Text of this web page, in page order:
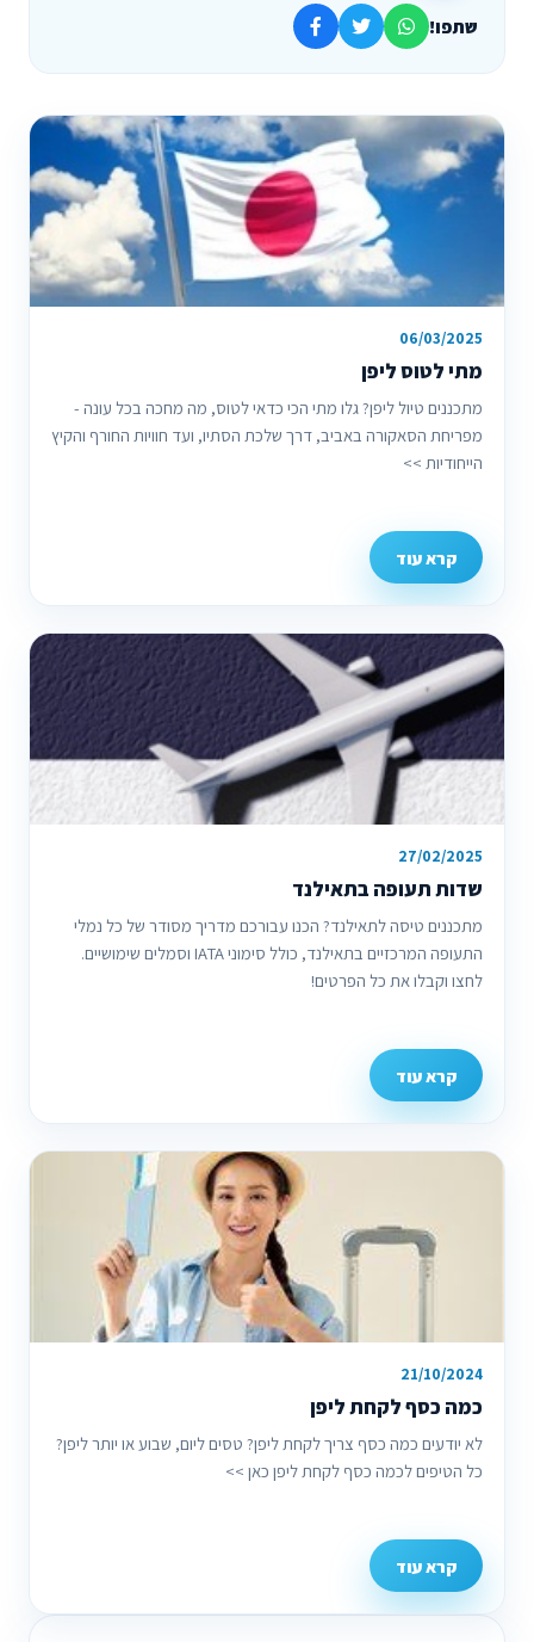
שתפו!
06/03/2025
מתי לטוס ליפן
מתכננים טיול ליפן? גלו מתי הכי כדאי לטוס, מה מחכה בכל עונה -
מפריחת הסאקורה באביב, דרך שלכת הסתיו, ועד חוויות החורף והקיץ
הייחודיות >>
קרא עוד
27/02/2025
שדות תעופה בתאילנד
מתכננים טיסה לתאילנד? הכנו עבורכם מדריך מסודר של כל נמלי
התעופה המרכזיים בתאילנד, כולל סימוני IATA וסמלים שימושיים.
לחצו וקבלו את כל הפרטים!
קרא עוד
21/10/2024
כמה כסף לקחת ליפן
לא יודעים כמה כסף צריך לקחת ליפן? טסים ליום, שבוע או יותר ליפן?
כל הטיפים לכמה כסף לקחת ליפן כאן >>
קרא עוד